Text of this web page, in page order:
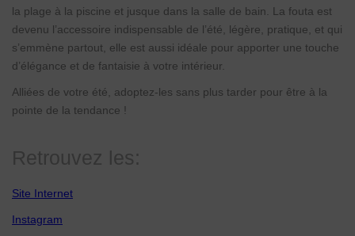
la plage à la piscine et jusque dans la salle de bain. La fouta est
devenu l’accessoire indispensable de l’été, légère, pratique, et qui
s’emmène partout, elle est aussi idéale pour apporter une touche
d’élégance et de fantaisie à votre intérieur.
Alliées de votre été, adoptez-les sans plus tarder pour être à la
pointe de la tendance !
Retrouvez les:
Site Internet
Instagram